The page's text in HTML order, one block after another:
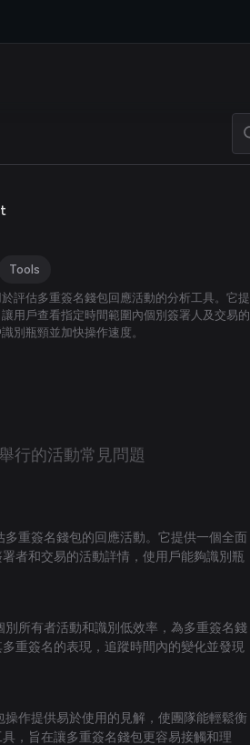
Tools
評估多重簽名錢包回應活動的分析工具。它提
用戶查看指定時間範圍內個別簽署人及交易的
別瓶頸並加快操作速度。
行的活動常見問題
重簽名錢包的回應活動。它提供一個全面
者和交易的活動詳情，使用戶能夠識別瓶
所有者活動和識別低效率，為多重簽名錢
重簽名的表現，追蹤時間內的變化並發現
作提供易於使用的見解，使團隊能輕鬆衡
，旨在讓多重簽名錢包更容易接觸和理